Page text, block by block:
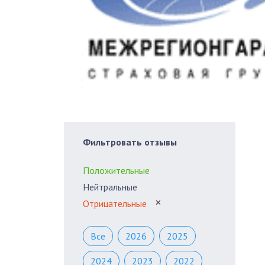
Фильтровать отзывы
Положительные
Нейтральные
Отрицательные
✕
Все 2026 2025
2024 2023 2022